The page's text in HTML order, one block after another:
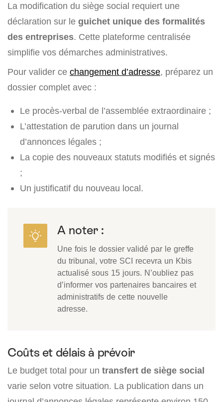
La modification du siège social requiert une
déclaration sur le guichet unique des formalités
des entreprises. Cette plateforme centralisée
simplifie vos démarches administratives.
Pour valider ce changement d’adresse, préparez un
dossier complet avec :
Le procès-verbal de l’assemblée extraordinaire ;
L’attestation de parution dans un journal
d’annonces légales ;
La copie des nouveaux statuts modifiés et signés
;
Un justificatif du nouveau local.
A noter :
Une fois le dossier validé par le greffe
du tribunal, votre SCI recevra un Kbis
actualisé sous 15 jours. N’oubliez pas
d’informer vos partenaires bancaires et
administratifs de cette nouvelle
adresse.
Coûts et délais à prévoir
Le budget total pour un transfert de siège social
varie selon votre situation. La publication dans un